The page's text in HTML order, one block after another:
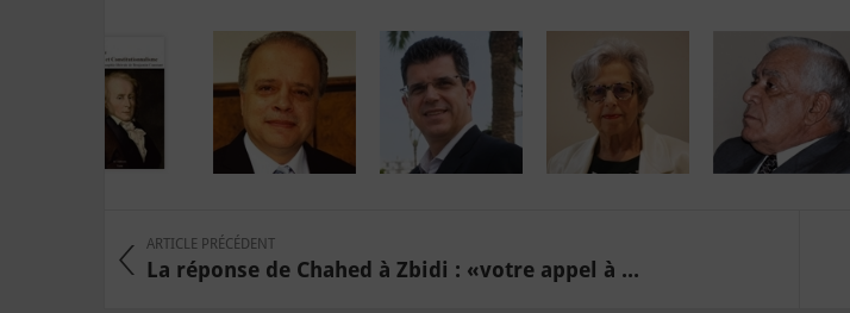
ARTICLE PRÉCÉDENT
La réponse de Chahed à Zbidi : «votre appel à ...